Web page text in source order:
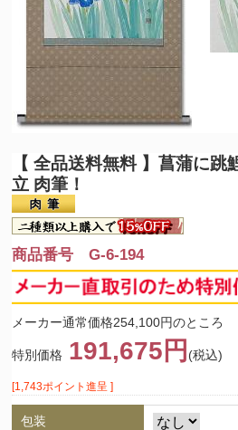
【 全品送料無料 】菖蒲に
立 肉筆！
商品番号 G-6-194
メーカー通常価格254,100円のところ
特別価格 191,675円 (税込)
[1,743ポイント進呈 ]
包装